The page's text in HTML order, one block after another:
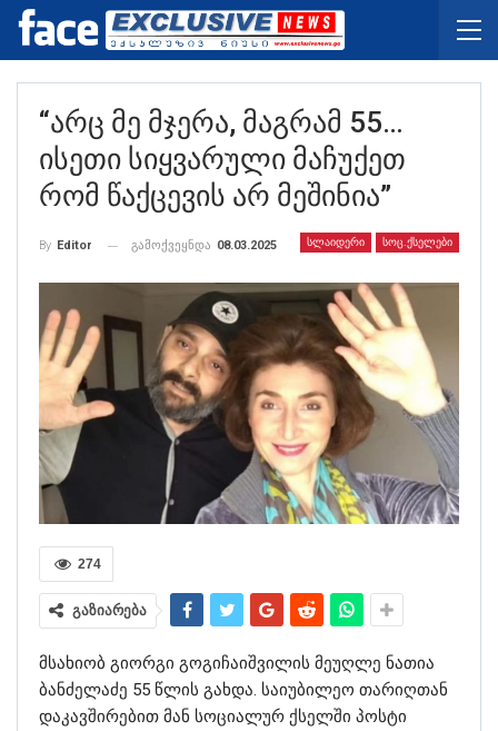
“არც Მე Მჯერა, Მაგრამ 55…
Ისეთი Სიყვარული Მაჩუქეთ
Რომ Წაქცევის Არ Მეშინია”
ᲡᲚᲐᲘᲓᲔᲠᲘ ᲡᲝᲪ.ᲥᲡᲔᲚᲔᲑᲘ
By Editor გამოქვეყნდა 08.03.2025
274
გაზიარება
მსახიობ გიორგი გოგიჩაიშვილის მეუღლე ნათია
ბანძელაძე 55 წლის გახდა. საიუბილეო თარიღთან
დაკავშირებით მან სოციალურ ქსელში პოსტი